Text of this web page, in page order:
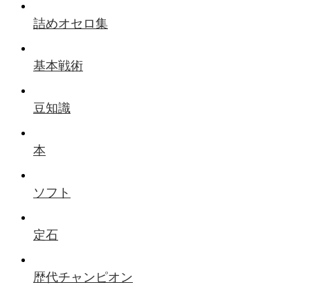
詰めオセロ集
基本戦術
豆知識
本
ソフト
定石
歴代チャンピオン